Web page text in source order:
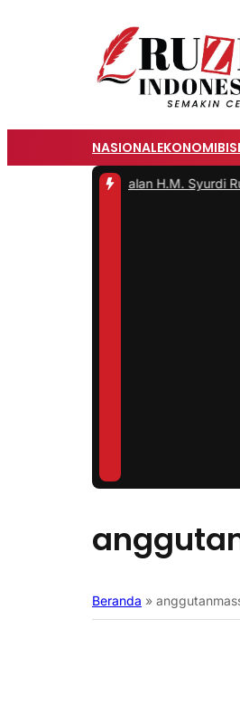
NASIONALEKONOMI
Nama Jalan H.M. Syurdi Rusuh di
Beranda »